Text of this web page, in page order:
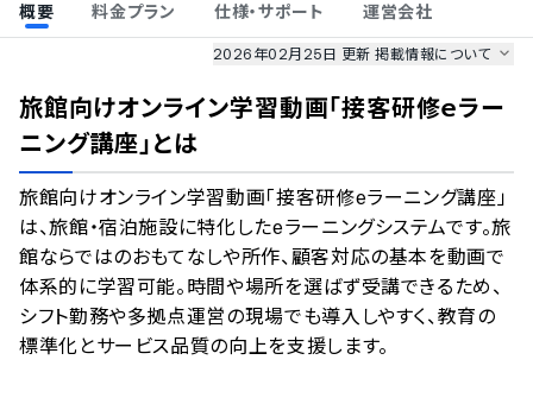
概要 料金プラン 仕様・サポート 運営会社
2026年02月25日 更新掲載情報について
のサービス情報は、一部PRONIアイミツSaaS
旅館向けオンライン学習動画「接客研修ｅラー
ニング講座」 とは
旅館向けオンライン学習動画「接客研修eラーニング講座」
は、旅館・宿泊施設に特化したeラーニングシステムです。旅
館ならではのおもてなしや所作、顧客対応の基本を動画で
体系的に学習可能。時間や場所を選ばず受講できるため、
シフト勤務や多拠点運営の現場でも導入しやすく、教育の
標準化とサービス品質の向上を支援します。